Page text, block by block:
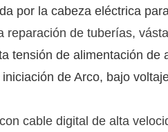
por la cabeza eléctrica
reparación de tuberías,
tensión de alimentación
de Arco, bajo
cable digital de alta